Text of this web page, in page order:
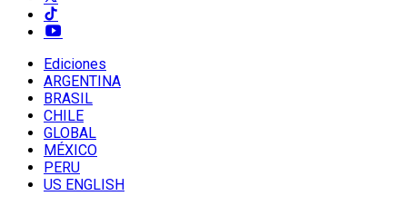
Ediciones
ARGENTINA
BRASIL
CHILE
GLOBAL
MÉXICO
PERU
US ENGLISH